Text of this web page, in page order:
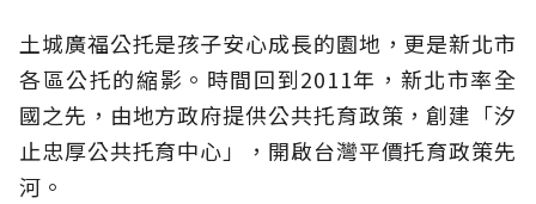
土城廣福公托是孩子安心成長的園地，更是新北市
各區公托的縮影。時間回到2011年，新北市率全
國之先，由地方政府提供公共托育政策，創建「汐
止忠厚公共托育中心」，開啟台灣平價托育政策先
河。